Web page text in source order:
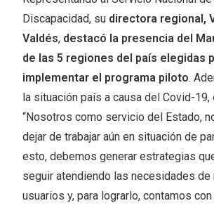
Discapacidad, su directora regional,
Valdés, destacó la presencia del
de las 5 regiones del país elegidas
implementar el programa piloto.
la situación país a causa del Covid-19,
“Nosotros como servicio del Estado,
dejar de trabajar aún en situación de
esto, debemos generar estrategias
seguir atendiendo las necesidades de
usuarios y, para lograrlo, contamos